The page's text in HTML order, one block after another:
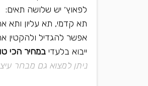
לפאוץ׳ יש שלושה תאים:
תא קדמי, תא עליון ותא
אפשר להגדיל ולהקטין את
ייבוא בלעדי במחיר הכי
ניתן למצוא גם מבחר